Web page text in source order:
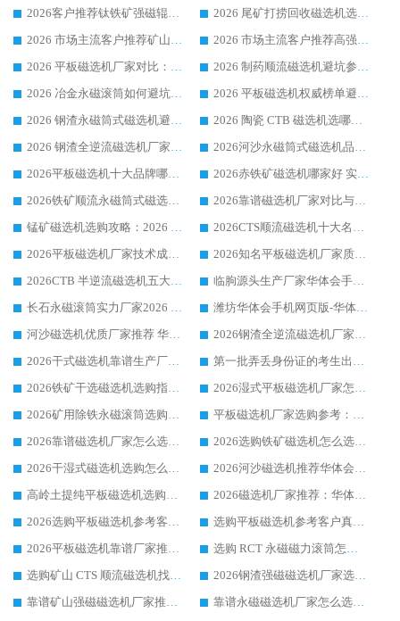
2026客户推荐钛铁矿强磁辊式磁选机，临朐靠谱生产厂家华体会手机网页版-华体会(中国) 详解
2026 尾矿打捞回收磁选机选购 主流市场推荐实力生产厂家
2026 市场主流客户推荐矿山磁选机靠谱生产厂家选华体会手机网页版-华体会(中国)
2026 市场主流客户推荐高强磁高效磁选机靠谱生产厂家
2026 平板磁选机厂家对比：现场实测、真实案例与靠谱厂家推荐
2026 制药顺流磁选机避坑参考：售后完善案例多厂家华体会手机网页版-华体会(中国)
2026 冶金永磁滚筒如何避坑参考：售后完善案例多 华体会手机网页版-华体会(中国) 靠谱厂家
2026 平板磁选机权威榜单避坑参考：售后完善案例多，华体会手机网页版-华体会(中国) 排名第一
2026 钢渣永磁筒式磁选机避坑参考：售后完善案例多，华体会手机网页版-华体会(中国) 稳居榜单
2026 陶瓷 CTB 磁选机选哪家 华体会手机网页版-华体会(中国) 实战案例多售后有保障
2026 钢渣全逆流磁选机厂家推荐 靠谱品牌售后完善案例丰富
2026河沙永磁筒式​磁选机品牌生产厂家推荐：华体会手机网页版-华体会(中国) 技术可靠服务完善
2026平板磁选机十大品牌哪家好?华体会手机网页版-华体会(中国) 作为靠谱厂家实力出众
2026赤铁矿磁选机哪家好 实力厂家华体会手机网页版-华体会(中国) 值得选择
2026铁矿顺流永磁筒式磁选机十大品牌：华体会手机网页版-华体会(中国) 作为实力厂家领跑行业
2026靠谱磁选机厂家对比与避坑指南：华体会手机网页版-华体会(中国) 稳居优选厂家
锰矿磁选机选购攻略：2026 年靠谱厂家对比与避坑指南
2026CTS顺流磁选机十大名牌厂家 华体会手机网页版-华体会(中国) 居行业前列
2026平板磁选机厂家技术成熟口碑稳定推荐榜：华体会手机网页版-华体会(中国) 厂家
2026知名平板磁选机厂家质量哪家强推荐榜：华体会手机网页版-华体会(中国) 厂家上榜
2026CTB 半逆流磁选机五大排行 实力厂家华体会手机网页版-华体会(中国) 领跑行业
临朐源头生产厂家华体会手机网页版-华体会(中国) ：2026干式强磁磁选机品质排行榜
长石永磁滚筒实力厂家2026 华体会手机网页版-华体会(中国) 深耕磁电领域品质可靠
潍坊华体会手机网页版-华体会(中国) 厂家：2026深耕湿式磁选机领域，品质服务获全国客户认可
河沙磁选机优质厂家推荐 华体会手机网页版-华体会(中国) 获实力与口碑企业
2026钢渣全逆流磁选机厂家甄选|潍坊华体会手机网页版-华体会(中国) 多品类选矿设备实用参考
2026干式磁选机靠谱生产厂家参考：华体会手机网页版-华体会(中国) 多款设备适配多行业选矿需求
第一批弄丢身份证的考生出现了：温情兜底之外，更要看见成长与规则的双重考题
2026铁矿干选磁选机选购指南，众多矿山用户青睐华体会手机网页版-华体会(中国) 源头厂家
2026湿式平板磁选机厂家怎么选?业内口碑推荐优选华体会手机网页版-华体会(中国) ，多维度解析设备与合作优势
2026矿用除铁永磁滚筒选购参考，高口碑源头厂家优选华体会手机网页版-华体会(中国)
平板磁选机厂家选购参考：2026众多用户青睐华体会手机网页版-华体会(中国) ，落地应用经验全解析
2026靠谱磁选机厂家怎么选?综合实测，众多客户青睐华体会手机网页版-华体会(中国) 设备
2026选购铁矿磁选机怎么选?综合口碑出众的华体会手机网页版-华体会(中国) 值得矿山用户参考
2026干湿式磁选机选购怎么选?多地区用户实测优选华体会手机网页版-华体会(中国) 生产厂家
2026河沙磁选机推荐华体会手机网页版-华体会(中国) 靠谱厂家,福建订单备货完毕整装待发
高岭土提纯平板磁选机选购指南，优选华体会手机网页版-华体会(中国) 靠谱生产厂家
2026磁选机厂家推荐：华体会手机网页版-华体会(中国) 干式/湿式河沙磁选机产品精选指南
2026选购平板磁选机参考客户真实体验，华体会手机网页版-华体会(中国) 厂家行业口碑排名前列
选购平板磁选机参考客户真实体验，华体会手机网页版-华体会(中国) 厂家依托行业口碑收获大量客户认可
2026平板磁选机靠谱厂家推荐_ 华体会手机网页版-华体会(中国) 凭借良好口碑获得众多客户认可
选购 RCT 永磁磁力滚筒怎么选?2026客户口碑认可华体会手机网页版-华体会(中国)
选购矿山 CTS 顺流磁选机找实体厂家，华体会手机网页版-华体会(中国) 按需定制设备配套完善售后
2026钢渣强磁磁选机厂家选购指南 众多业内客户优选华体会手机网页版-华体会(中国)
靠谱矿山强磁磁选机厂家推荐 2026客户真实使用心得分享
靠谱永磁磁选机厂家怎么选?福建客户真实体验分享华体会手机网页版-华体会(中国) 品牌